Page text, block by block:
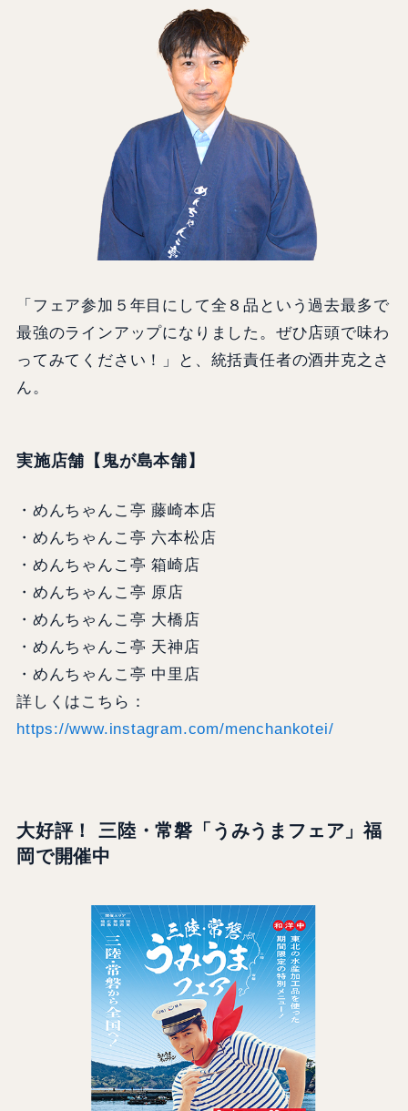
「フェア参加５年目にして全８品という過去最多で
最強のラインアップになりました。ぜひ店頭で味わ
ってみてください！」と、統括責任者の酒井克之さ
ん。
実施店舗【鬼が島本舗】
・めんちゃんこ亭 藤崎本店
・めんちゃんこ亭 六本松店
・めんちゃんこ亭 箱崎店
・めんちゃんこ亭 原店
・めんちゃんこ亭 大橋店
・めんちゃんこ亭 天神店
・めんちゃんこ亭 中里店
詳しくはこちら：
https://www.instagram.com/menchankotei/
大好評！ 三陸・常磐「うみうまフェア」福
岡で開催中